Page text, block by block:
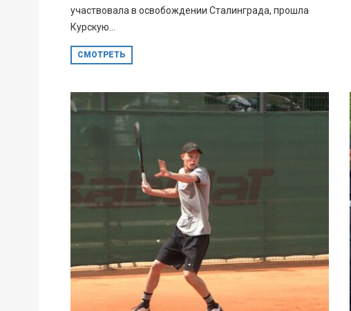
участвовала в освобождении Сталинграда, прошла
Курскую...
СМОТРЕТЬ